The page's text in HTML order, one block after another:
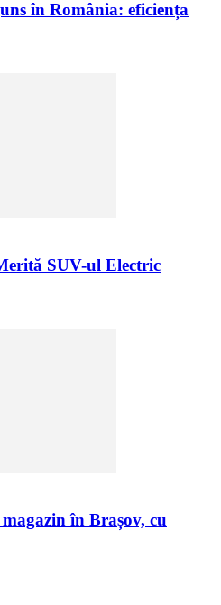
în România: eficiența
SUV-ul Electric
în Brașov, cu